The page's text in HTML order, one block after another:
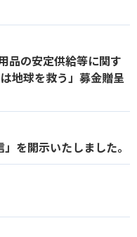
品の安定供給等に関す
地球を救う」募金贈呈
を開示いたしました。